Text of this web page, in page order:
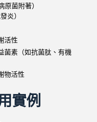
菌附著）
炎）
活性
菌素（如抗菌肽、有機
物活性
實例